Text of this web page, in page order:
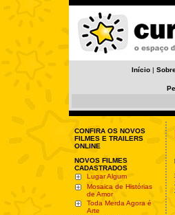
Início |
CONFIRA OS NOVOS
FILMES E TRAILERS
ONLINE
NOVOS FILMES
CADASTRADOS
Lugar Algum
Mosaica de Histórias
de Amor
Toda Merda Agora é
Arte